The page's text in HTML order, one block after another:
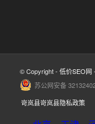
© Copyright - 低价SEO网 -
苏公网安备
岢岚县岢岚县隐私政策